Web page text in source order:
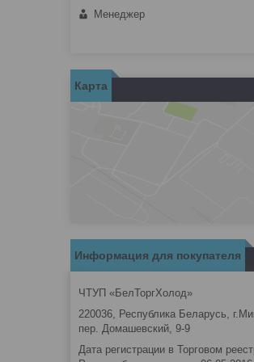
Менеджер
Карта
Информация для покупателя
ЧТУП «БелТоргХолод»
220036, Республика Беларусь,
пер. Домашевский, 9-9
Дата регистрации в Торговом